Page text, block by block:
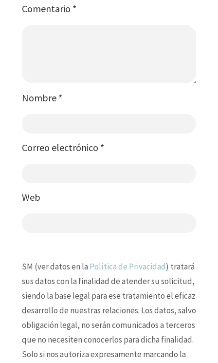
Comentario *
Nombre *
Correo electrónico *
Web
SM (ver datos en la Política de Privacidad) tratará
sus datos con la finalidad de atender su solicitud,
siendo la base legal para ese tratamiento el eficaz
desarrollo de nuestras relaciones. Los datos, salvo
obligación legal, no serán comunicados a terceros
que no necesiten conocerlos para dicha finalidad.
Solo si nos autoriza expresamente marcando la